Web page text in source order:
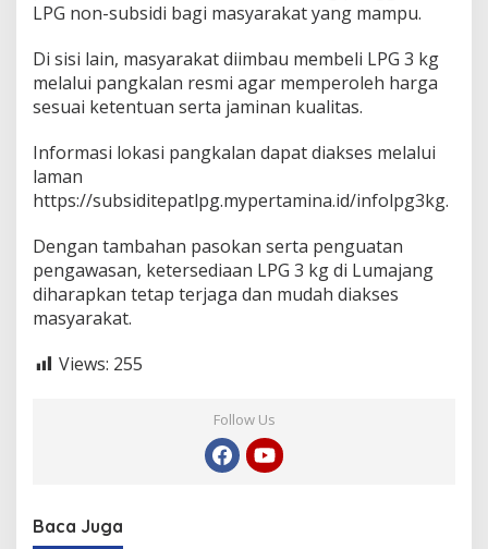
LPG non-subsidi bagi masyarakat yang mampu.
Di sisi lain, masyarakat diimbau membeli LPG 3 kg
melalui pangkalan resmi agar memperoleh harga
sesuai ketentuan serta jaminan kualitas.
Informasi lokasi pangkalan dapat diakses melalui
laman
https://subsiditepatlpg.mypertamina.id/infolpg3kg.
Dengan tambahan pasokan serta penguatan
pengawasan, ketersediaan LPG 3 kg di Lumajang
diharapkan tetap terjaga dan mudah diakses
masyarakat.
Views: 255
Follow Us
Baca Juga